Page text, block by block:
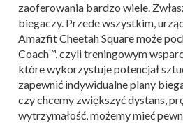
zaoferowania bardzo wiele.
biegaczy. Przede wszystkim,
Amazfit Cheetah Square może
Coach™, czyli treningowym
które wykorzystuje potencjał
zapewnić indywidualne plany
czy chcemy zwiększyć dystans,
wytrzymałość, możemy mieć